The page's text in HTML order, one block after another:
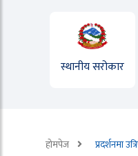
स्थानीय सरोकार
होमपेज प्रदर्शनमा